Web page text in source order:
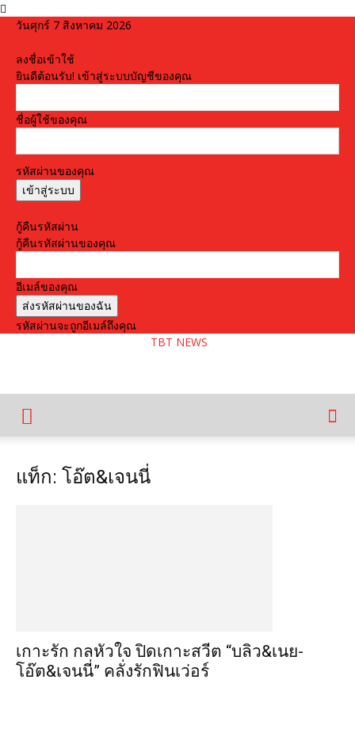
วันศุกร์ 7 สิงหาคม 2026
ลงชื่อเข้าใช้
ยินดีต้อนรับ! เข้าสู่ระบบบัญชีของคุณ
ชื่อผู้ใช้ของคุณ
รหัสผ่านของคุณ
กู้คืนรหัสผ่าน
กู้คืนรหัสผ่านของคุณ
อีเมล์ของคุณ
รหัสผ่านจะถูกอีเมล์ถึงคุณ
TBT NEWS
แท็ก: โอ๊ต&เจนนี่
เกาะรัก กลหัวใจ ปิดเกาะสวีต “บลิว&เนย-
โอ๊ต&เจนนี่” คลั่งรักฟินเว่อร์